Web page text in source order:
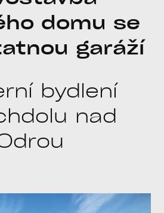
domu se
garáží
bydlení
nad